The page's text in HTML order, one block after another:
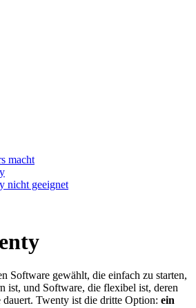
macht
nicht geeignet
Software gewählt, die einfach zu starten,
ist, und Software, die flexibel ist, deren
Twenty ist die dritte Option: ein